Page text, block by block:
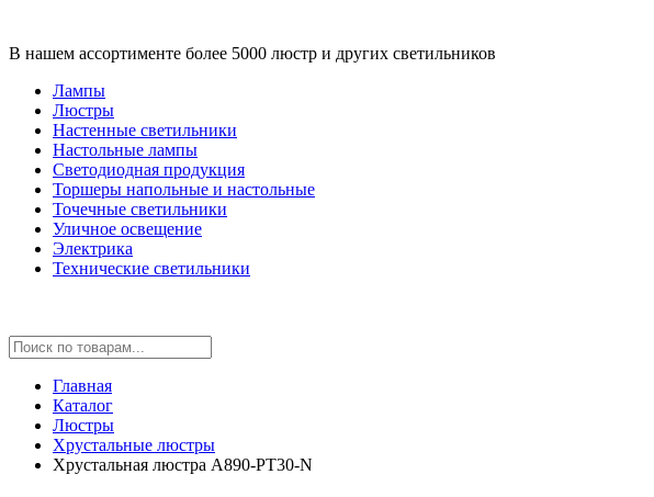
В нашем ассортименте более 5000 люстр и других светильников
Лампы
Люстры
Настенные светильники
Настольные лампы
Светодиодная продукция
Торшеры напольные и настольные
Точечные светильники
Уличное освещение
Электрика
Технические светильники
Главная
Каталог
Люстры
Хрустальные люстры
Хрустальная люстра A890-PT30-N